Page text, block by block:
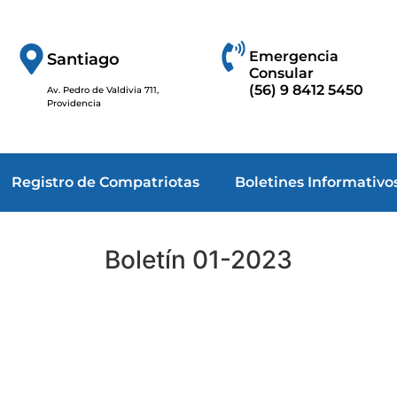
Santiago
Av. Pedro de Valdivia 711,
Providencia
Emergencia
Consular
(56) 9 8412 5450
Registro de Compatriotas Boletines
Boletín 01-2023